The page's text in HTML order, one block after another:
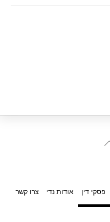
Back
פסקי דין אודות נדי צרו קשר